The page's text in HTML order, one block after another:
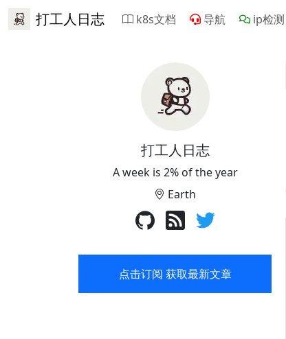
打工人日志 k8s文档 导航 ip检测
打工人日志
A week is 2% of the year
Earth
点击订阅 获取最新文章